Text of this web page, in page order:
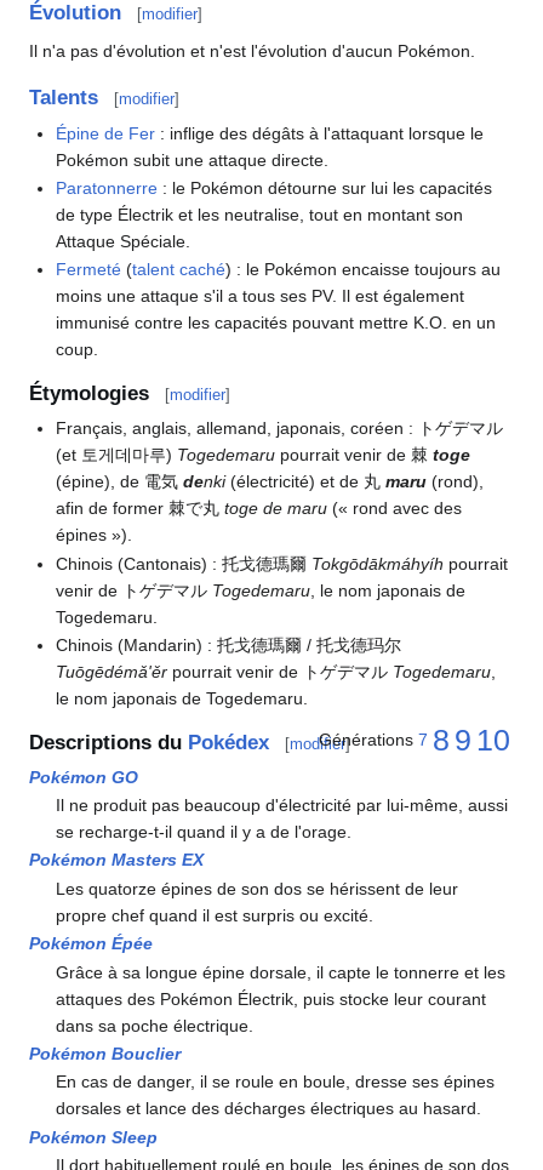
Évolution [modifier]
Il n'a pas d'évolution et n'est l'évolution d'aucun Pokémon.
Talents [modifier]
Épine de Fer : inflige des dégâts à l'attaquant lorsque le
Pokémon subit une attaque directe.
Paratonnerre : le Pokémon détourne sur lui les capacités
de type Électrik et les neutralise, tout en montant son
Attaque Spéciale.
Fermeté (talent caché) : le Pokémon encaisse toujours au
moins une attaque s'il a tous ses PV. Il est également
immunisé contre les capacités pouvant mettre K.O. en un
coup.
Étymologies [modifier]
Français, anglais, allemand, japonais, coréen : トゲデマル
(et 토게데마루) Togedemaru pourrait venir de 棘toge
(épine), de 電気denki(électricité) et de 丸maru (rond),
afin de former 棘で丸toge de maru (« rond avec des
épines »).
Chinois (Cantonais) : 托戈德瑪爾 Tokgōdākmáhyíh pourrait
venir de トゲデマル Togedemaru , le nom japonais de
Togedemaru.
Chinois (Mandarin) : 托戈德瑪爾 / 托戈德玛尔
Tuōgēdémǎ'ěr pourrait venir de トゲデマル Togedemaru
le nom japonais de Togedemaru.
Descriptions du Pokédex [modifier]
Générations 7 8 9 10
Pokémon GO
Il ne produit pas beaucoup d'électricité par lui-même, aussi
se recharge-t-il quand il y a de l'orage.
Pokémon Masters EX
Les quatorze épines de son dos se hérissent de leur
propre chef quand il est surpris ou excité.
Pokémon Épée
Grâce à sa longue épine dorsale, il capte le tonnerre et les
attaques des Pokémon Électrik, puis stocke leur courant
dans sa poche électrique.
Pokémon Bouclier
En cas de danger, il se roule en boule, dresse ses épines
dorsales et lance des décharges électriques au hasard.
Pokémon Sleep
Il dort habituellement roulé en boule, les épines de son dos